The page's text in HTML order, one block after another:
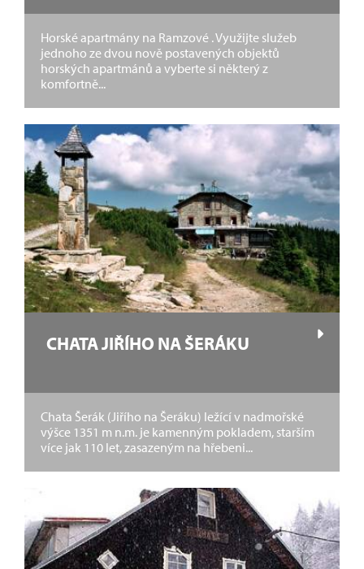
Horské apartmány na Ramzové . Využijte služeb
jednoho ze dvou nově postavených objektů
horských apartmánů a vyberte si některý z
komfortně...
CHATA JIŘÍHO NA ŠERÁKU
Chata Šerák (Jiřího na Šeráku) ležící v nadmořské
výšce 1351 m n.m. je kamenným pokladem, starším
více jak 110 let, zasazeným na hřebeni...